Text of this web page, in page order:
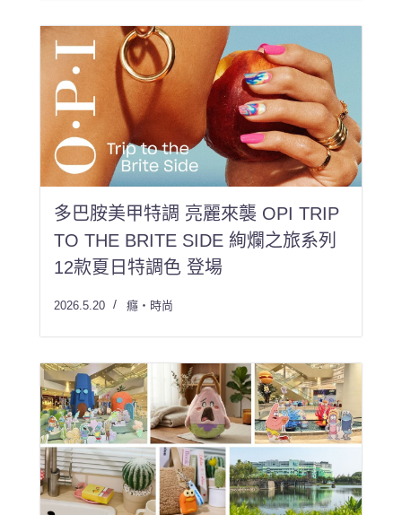
多巴胺美甲特調 亮麗來襲 OPI TRIP
TO THE BRITE SIDE 絢爛之旅系列
12款夏日特調色 登場
2026.5.20 癮・時尚